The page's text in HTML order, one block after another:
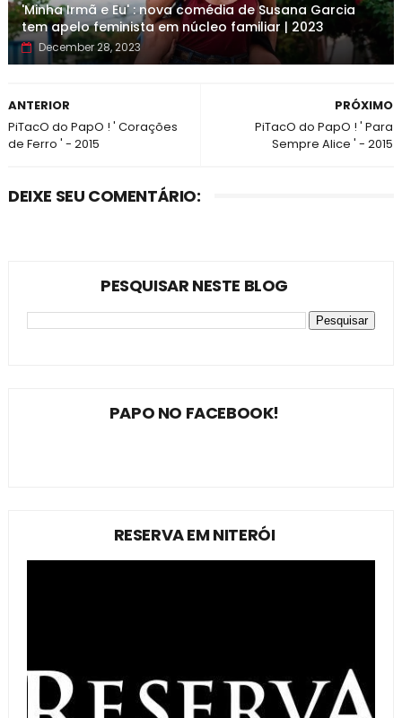
'Minha Irmã e Eu' : nova comédia de Susana Garcia
tem apelo feminista em núcleo familiar | 2023
December 28, 2023
PRÓXIMO
PiTacO do PapO ! ' Para
Sempre Alice ' - 2015
ANTERIOR
PiTacO do PapO ! ' Corações
de Ferro ' - 2015
DEIXE SEU COMENTÁRIO:
PESQUISAR NESTE BLOG
PAPO NO FACEBOOK!
RESERVA EM NITERÓI